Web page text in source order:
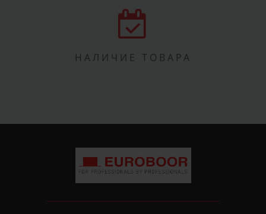
НАЛИЧИЕ ТОВАРА